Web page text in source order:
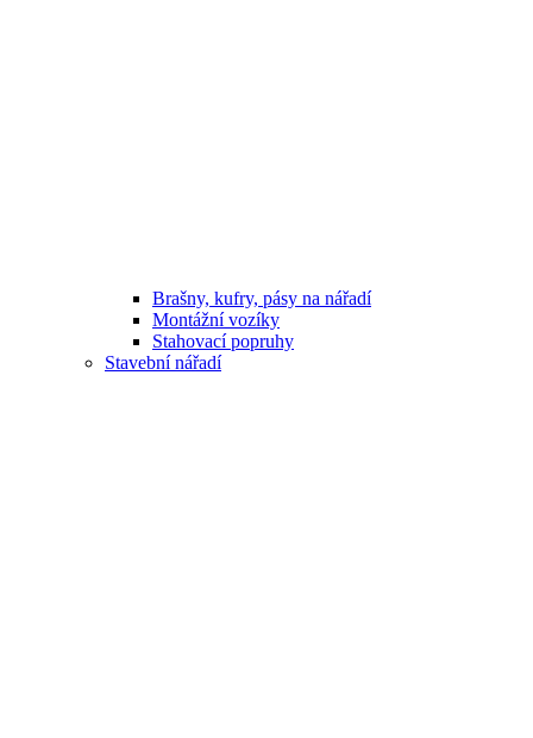
Brašny, kufry, pásy na nářadí
Montážní vozíky
Stahovací popruhy
Stavební nářadí